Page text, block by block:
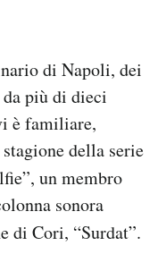
di Napoli, dei
più di dieci
è familiare,
della serie
un membro
sonora
di Cori, “Surdat”.